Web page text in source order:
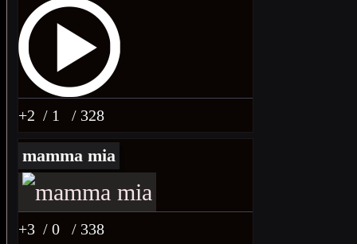
+2 / 1 / 328
mamma mia
+3 / 0 / 338